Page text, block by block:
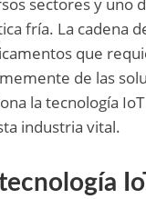
sectores y uno
fría. La cadena
que
de las
la tecnología
industria vital.